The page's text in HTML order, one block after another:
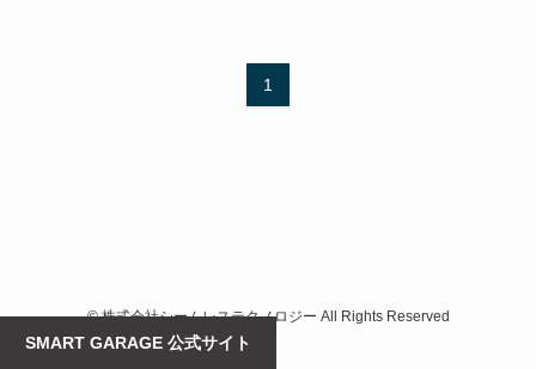
1
SMART GARAGE 公式サイト
©株式会社シームレステクノロジー All Rights Reserved